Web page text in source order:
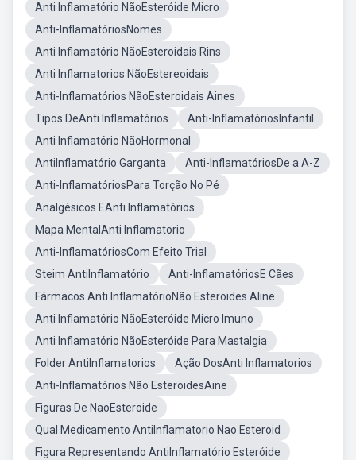
Anti Inflamatório NãoEsteróide Micro
Anti-InflamatóriosNomes
Anti Inflamatório NãoEsteroidais Rins
Anti Inflamatorios NãoEstereoidais
Anti-Inflamatórios NãoEsteroidais Aines
Tipos DeAnti Inflamatórios
Anti-InflamatóriosInfantil
Anti Inflamatório NãoHormonal
AntiInflamatório Garganta
Anti-InflamatóriosDe a A-Z
Anti-InflamatóriosPara Torção No Pé
Analgésicos EAnti Inflamatórios
Mapa MentalAnti Inflamatorio
Anti-InflamatóriosCom Efeito Trial
Steim AntiInflamatório
Anti-InflamatóriosE Cães
Fármacos Anti InflamatórioNão Esteroides Aline
Anti Inflamatório NãoEsteróide Micro Imuno
Anti Inflamatório NãoEsteróide Para Mastalgia
Folder AntiInflamatorios
Ação DosAnti Inflamatorios
Anti-Inflamatórios Não EsteroidesAine
Figuras De NaoEsteroide
Qual Medicamento AntiInflamatorio Nao Esteroid
Figura Representando AntiInflamatório Esteróide